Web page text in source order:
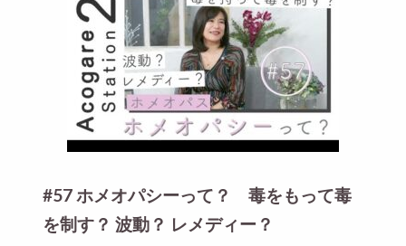
#57 ホメオパシーって？ 毒をもって毒
を制す？ 波動？ レメディー？